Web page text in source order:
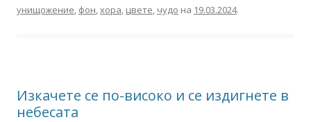
унищожение, фон,хора, цвете, чудо на 19.03.2024.
Изкачете се по-високо и се издигнете в
небесата